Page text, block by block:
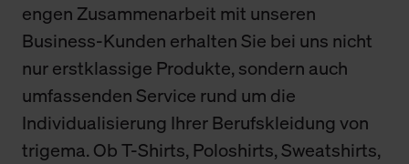
engen Zusammenarbeit mit unseren
Business-Kunden erhalten Sie bei uns nicht
nur erstklassige Produkte, sondern auch
umfassenden Service rund um die
Individualisierung Ihrer Berufskleidung von
trigema. Ob T-Shirts, Poloshirts, Sweatshirts,